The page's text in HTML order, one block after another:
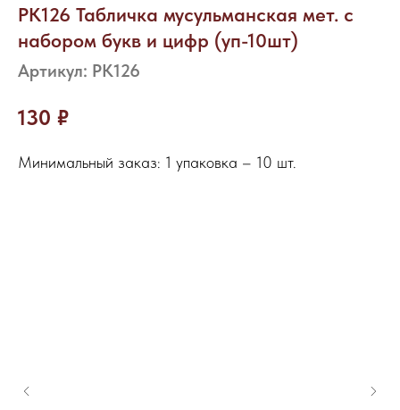
РК126 Табличка мусульманская мет. с
набором букв и цифр (уп-10шт)
Артикул: РК126
130 ₽
Минимальный заказ: 1 упаковка – 10 шт.